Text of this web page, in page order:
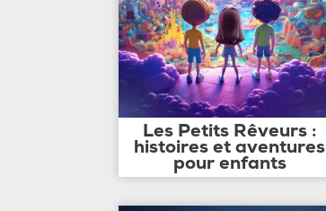
Les Petits Rêveurs :
histoires et aventures
pour enfants